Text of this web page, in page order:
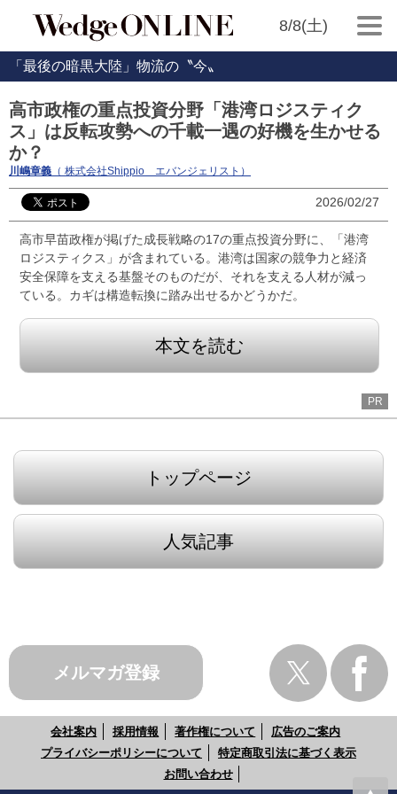
8/8(土)
「最後の暗黒大陸」物流の〝今〟
高市政権の重点投資分野「港湾ロジスティク
ス」は反転攻勢への千載一遇の好機を生かせる
か？
川嶋章義 （ 株式会社Shippio エバンジェリスト）
2026/02/27
高市早苗政権が掲げた成長戦略の17の重点投資分野に、「港湾
ロジスティクス」が含まれている。港湾は国家の競争力と経済
安全保障を支える基盤そのものだが、それを支える人材が減っ
ている。カギは構造転換に踏み出せるかどうかだ。
本文を読む
PR
トップページ
人気記事
メルマガ登録
会社案内 採用情報 著作権について
広告のご案内
プライバシーポリシーについて
特定商取引法に基づく表示
お問い合わせ